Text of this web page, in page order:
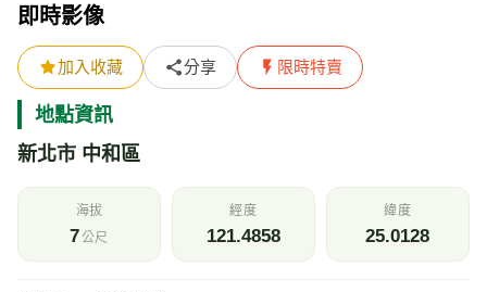
即時影像
加入收藏 分享 限時特賣
地點資訊
新北市 中和區
海拔
7公尺
經度
121.4858
緯度
25.0128